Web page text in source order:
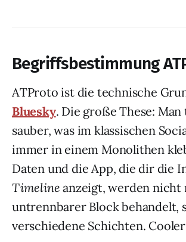
Begriffsbestimmung
ATProto ist die technische
Bluesky. Die große These:
sauber, was im klassischen
immer in einem Monolithen
Daten und die App, die dir die
Timeline anzeigt, werden nicht
untrennbarer Block behandelt,
verschiedene Schichten.